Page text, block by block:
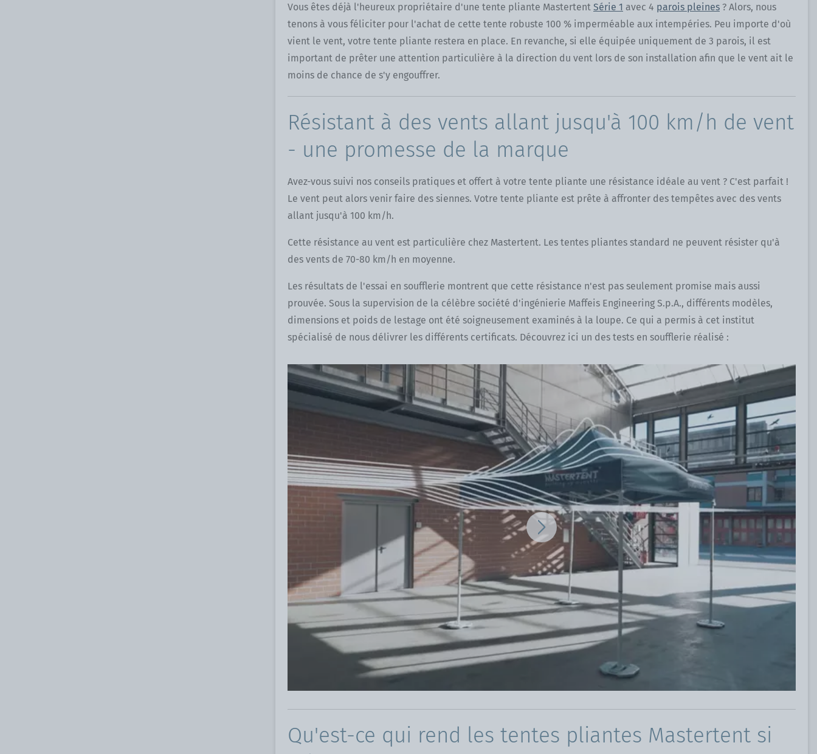
Vous êtes déjà l'heureux propriétaire d'une tente pliante Mastertent Série 1 avec 4 parois pleines ? Alors, nous
tenons à vous féliciter pour l'achat de cette tente robuste 100 % imperméable aux intempéries. Peu importe d'où
vient le vent, votre tente pliante restera en place. En revanche, si elle équipée uniquement de 3 parois, il est
important de prêter une attention particulière à la direction du vent lors de son installation afin que le vent ait le
moins de chance de s'y engouffrer.
Résistant à des vents allant jusqu'à 100 km/h de vent
- une promesse de la marque
Avez-vous suivi nos conseils pratiques et offert à votre tente pliante une résistance idéale au vent ? C'est parfait !
Le vent peut alors venir faire des siennes. Votre tente pliante est prête à affronter des tempêtes avec des vents
allant jusqu'à 100 km/h.
Cette résistance au vent est particulière chez Mastertent. Les tentes pliantes standard ne peuvent résister qu'à
des vents de 70-80 km/h en moyenne.
Les résultats de l'essai en soufflerie montrent que cette résistance n'est pas seulement promise mais aussi
prouvée. Sous la supervision de la célèbre société d'ingénierie Maffeis Engineering S.p.A., différents modèles,
dimensions et poids de lestage ont été soigneusement examinés à la loupe. Ce qui a permis à cet institut
spécialisé de nous délivrer les différents certificats. Découvrez ici un des tests en soufflerie réalisé :
Qu'est-ce qui rend les tentes pliantes Mastertent si